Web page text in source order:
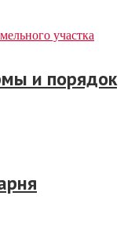
и порядок